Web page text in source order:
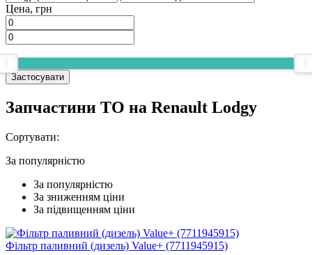
Цена, грн
Застосувати
Запчастини ТО на Renault Lodgy
Сортувати:
За популярнiстю
За популярнiстю
За зниженням ціни
За підвищенням ціни
Фільтр паливний (дизель) Value+ (7711945915)